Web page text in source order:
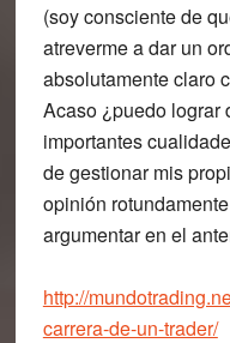
(soy consciente de
atreverme a dar un
absolutamente claro
Acaso ¿puedo lograr
importantes
de gestionar mis
opinión
argumentar en el
http://
carrera-de-un-trader/